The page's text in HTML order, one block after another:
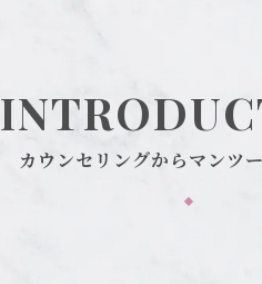
カウンセリングからマンツ